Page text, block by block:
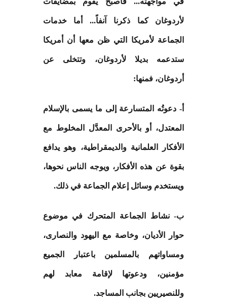
لأردوغان كما ذكرنا آنفاً... أما خدمات
الجماعة لأمريكا التي ظن معها أن أمريكا
ستدعمه بديلا لأردوغان، وتتخلى عن
أردوغان، فمنها:
أ- دعوتُه المتسارعة إلى ما يسمى بالإسلام
المعتدل، أو بالأحرى المعدَّل المخلوط مع
الأفكار العلمانية والديمقراطية، وهو يدافع
بقوة عن هذه الأفكار، ويوجه الناس نحوها،
ويستخدم وسائل إعلام الجماعة في ذلك.
ب- نشاط الجماعة المتحرك في موضوع
حوار الأديان، وخاصة مع اليهود والنصارى،
ومساواتهم بالمسلمين باعتبار الجميع
مؤمنين، ودعوتها لإقامة معابد لهم
وللنصيريين بجانب المساجد.